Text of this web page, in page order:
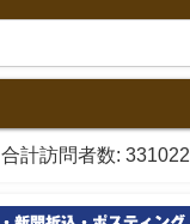
合計訪問者数: 331022